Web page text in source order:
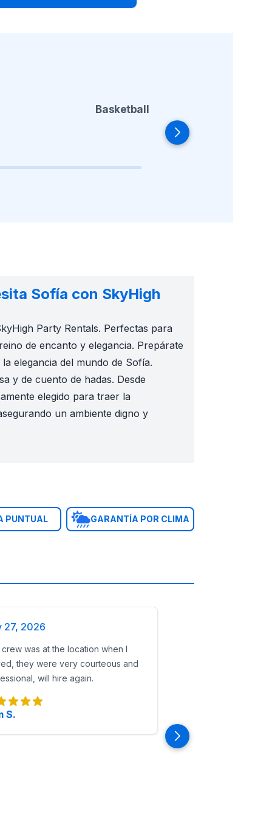
Basketball
Sofía con SkyHigh
Party Rentals. Perfectas para
de encanto y elegancia. Prepárate
elegancia del mundo de Sofía.
y de cuento de hadas. Desde
elegido para traer la
un ambiente digno y
PUNTUAL GARANTÍA POR CLIMA
27, 2026
was at the location when I
they were very courteous and
will hire again.
S.